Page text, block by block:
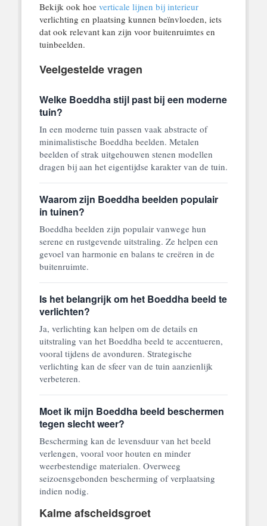
Bekijk ook hoe verticale lijnen bij interieur
verlichting en plaatsing kunnen beïnvloeden, iets
dat ook relevant kan zijn voor buitenruimtes en
tuinbeelden.
Veelgestelde vragen
Welke Boeddha stijl past bij een moderne
tuin?
In een moderne tuin passen vaak abstracte of
minimalistische Boeddha beelden. Metalen
beelden of strak uitgehouwen stenen modellen
dragen bij aan het eigentijdse karakter van de tuin.
Waarom zijn Boeddha beelden populair
in tuinen?
Boeddha beelden zijn populair vanwege hun
serene en rustgevende uitstraling. Ze helpen een
gevoel van harmonie en balans te creëren in de
buitenruimte.
Is het belangrijk om het Boeddha beeld te
verlichten?
Ja, verlichting kan helpen om de details en
uitstraling van het Boeddha beeld te accentueren,
vooral tijdens de avonduren. Strategische
verlichting kan de sfeer van de tuin aanzienlijk
verbeteren.
Moet ik mijn Boeddha beeld beschermen
tegen slecht weer?
Bescherming kan de levensduur van het beeld
verlengen, vooral voor houten en minder
weerbestendige materialen. Overweeg
seizoensgebonden bescherming of verplaatsing
indien nodig.
Kalme afscheidsgroet